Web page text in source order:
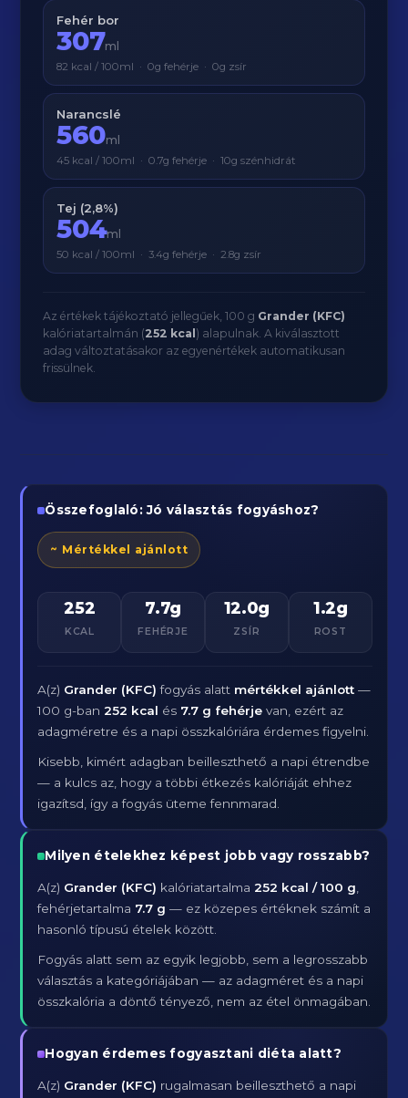
Fehér bor
307ml
82 kcal / 100ml · 0g fehérje · 0g zsír
Narancslé
560ml
45 kcal / 100ml · 0.7g fehérje · 10g szénhidrát
Tej (2,8%)
504ml
50 kcal / 100ml · 3.4g fehérje · 2.8g zsír
Az értékek tájékoztató jellegűek, 100 g Grander (KFC)
kalóriatartalmán (252 kcal ) alapulnak. A kiválasztott
adag változtatásakor az egyenértékek automatikusan
frissülnek.
Összefoglaló: Jó választás fogyáshoz?
~ Mértékkel ajánlott
252
KCAL
7.7g
FEHÉRJE
12.0g
ZSÍR
1.2g
ROST
A(z) Grander (KFC) fogyás alatt mértékkel ajánlott —
100 g-ban252 kcal és 7.7 g fehérje van, ezért az
adagméretre és a napi összkalóriára érdemes figyelni.
Kisebb, kimért adagban beilleszthető a napi étrendbe
— a kulcs az, hogy a többi étkezés kalóriáját ehhez
igazítsd, így a fogyás üteme fennmarad.
Milyen ételekhez képest jobb vagy rosszabb?
A(z) Grander (KFC) kalóriatartalma252 kcal / 100 g
fehérjetartalma 7.7 g — ez közepes értéknek számít a
hasonló típusú ételek között.
Fogyás alatt sem az egyik legjobb, sem a legrosszabb
választás a kategóriájában — az adagméret és a napi
összkalória a döntő tényező, nem az étel önmagában.
Hogyan érdemes fogyasztani diéta alatt?
A(z) Grander (KFC) rugalmasan beilleszthető a napi